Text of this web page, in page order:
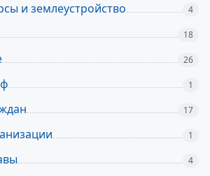
и землеустройство 4
18
26
1
17
1
4